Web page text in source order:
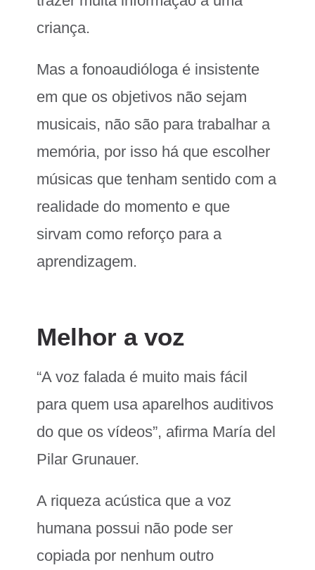
criança.
Mas a fonoaudióloga é insistente
em que os objetivos não sejam
musicais, não são para trabalhar a
memória, por isso há que escolher
músicas que tenham sentido com a
realidade do momento e que
sirvam como reforço para a
aprendizagem.
Melhor a voz
“A voz falada é muito mais fácil
para quem usa aparelhos auditivos
do que os vídeos”, afirma María del
Pilar Grunauer.
A riqueza acústica que a voz
humana possui não pode ser
copiada por nenhum outro